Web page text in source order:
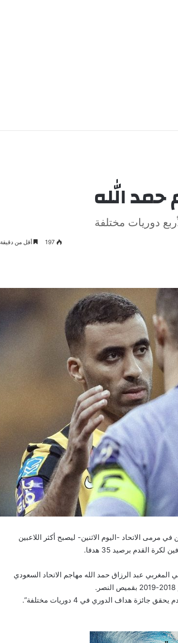
الله
دوريات مختلفة
197 أقل من دقيقة
مرمى الاتحاد -اليوم الاثنين- ليصبح أكثر اللاعبين
القدم برصيد 35 هدفا.
عبد الرزاق حمد الله مهاجم الاتحاد السعودي
للإشارة أصبح النجم البرتغالي أول لاعب في تاريخ كرة القدم يحقق جائزة هداف الدوري في 4 دوريات مختلفة”.